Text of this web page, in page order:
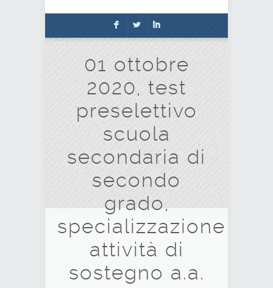
F L I
01 ottobre
2020, test
preselettivo
scuola
secondaria di
secondo
grado,
specializzazione
attività di
sostegno a.a.